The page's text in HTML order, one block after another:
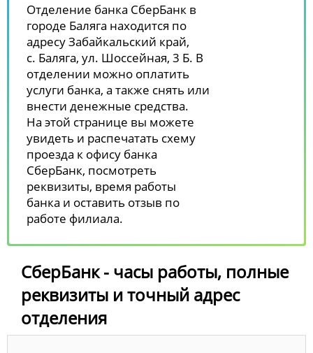
Отделение банка СберБанк в
городе Баляга находится по
адресу Забайкальский край,
с. Баляга, ул. Шоссейная, 3 Б. В
отделении можно оплатить
услуги банка, а также снять или
внести денежные средства.
На этой странице вы можете
увидеть и распечатать схему
проезда к офису банка
СберБанк, посмотреть
реквизиты, время работы
банка и оставить отзыв по
работе филиала.
СберБанк - часы работы, полные
реквизиты и точный адрес
отделения